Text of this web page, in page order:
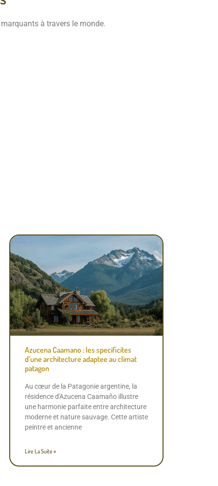
à travers le monde.
Azucena Caamano : les specificites
d’une architecture adaptee au climat
patagon
Au cœur de la Patagonie argentine, la
résidence d'Azucena Caamaño illustre
une harmonie parfaite entre architecture
moderne et nature sauvage. Cette artiste
peintre et ancienne
Lire La Suite »